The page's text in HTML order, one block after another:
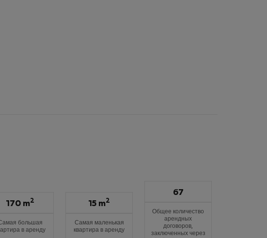
большая
в аренду
170 m2
Самая маленькая
квартира в аренду
15 m2
Общее количество
арендных
договоров,
заключенных через
67